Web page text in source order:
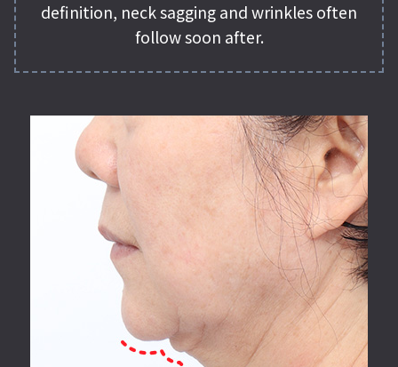
definition, neck sagging and wrinkles often
follow soon after.